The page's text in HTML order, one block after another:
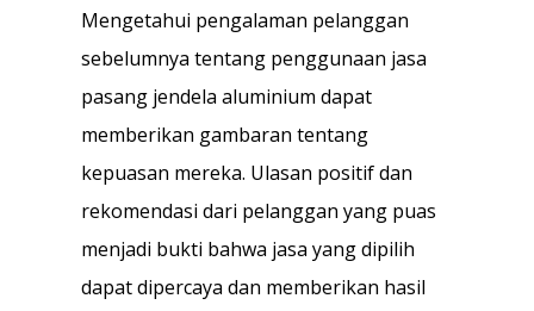
Mengetahui pengalaman pelanggan
sebelumnya tentang penggunaan jasa
pasang jendela aluminium dapat
memberikan gambaran tentang
kepuasan mereka. Ulasan positif dan
rekomendasi dari pelanggan yang puas
menjadi bukti bahwa jasa yang dipilih
dapat dipercaya dan memberikan hasil